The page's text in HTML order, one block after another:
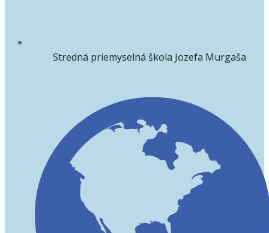
Stredná priemyselná škola Jozefa Murgaša